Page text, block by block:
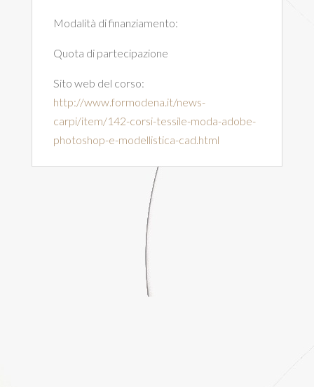
Modalità di finanziamento:
Quota di partecipazione
Sito web del corso:
http://www.formodena.it/news-
carpi/item/142-corsi-tessile-moda-adobe-
photoshop-e-modellistica-cad.html